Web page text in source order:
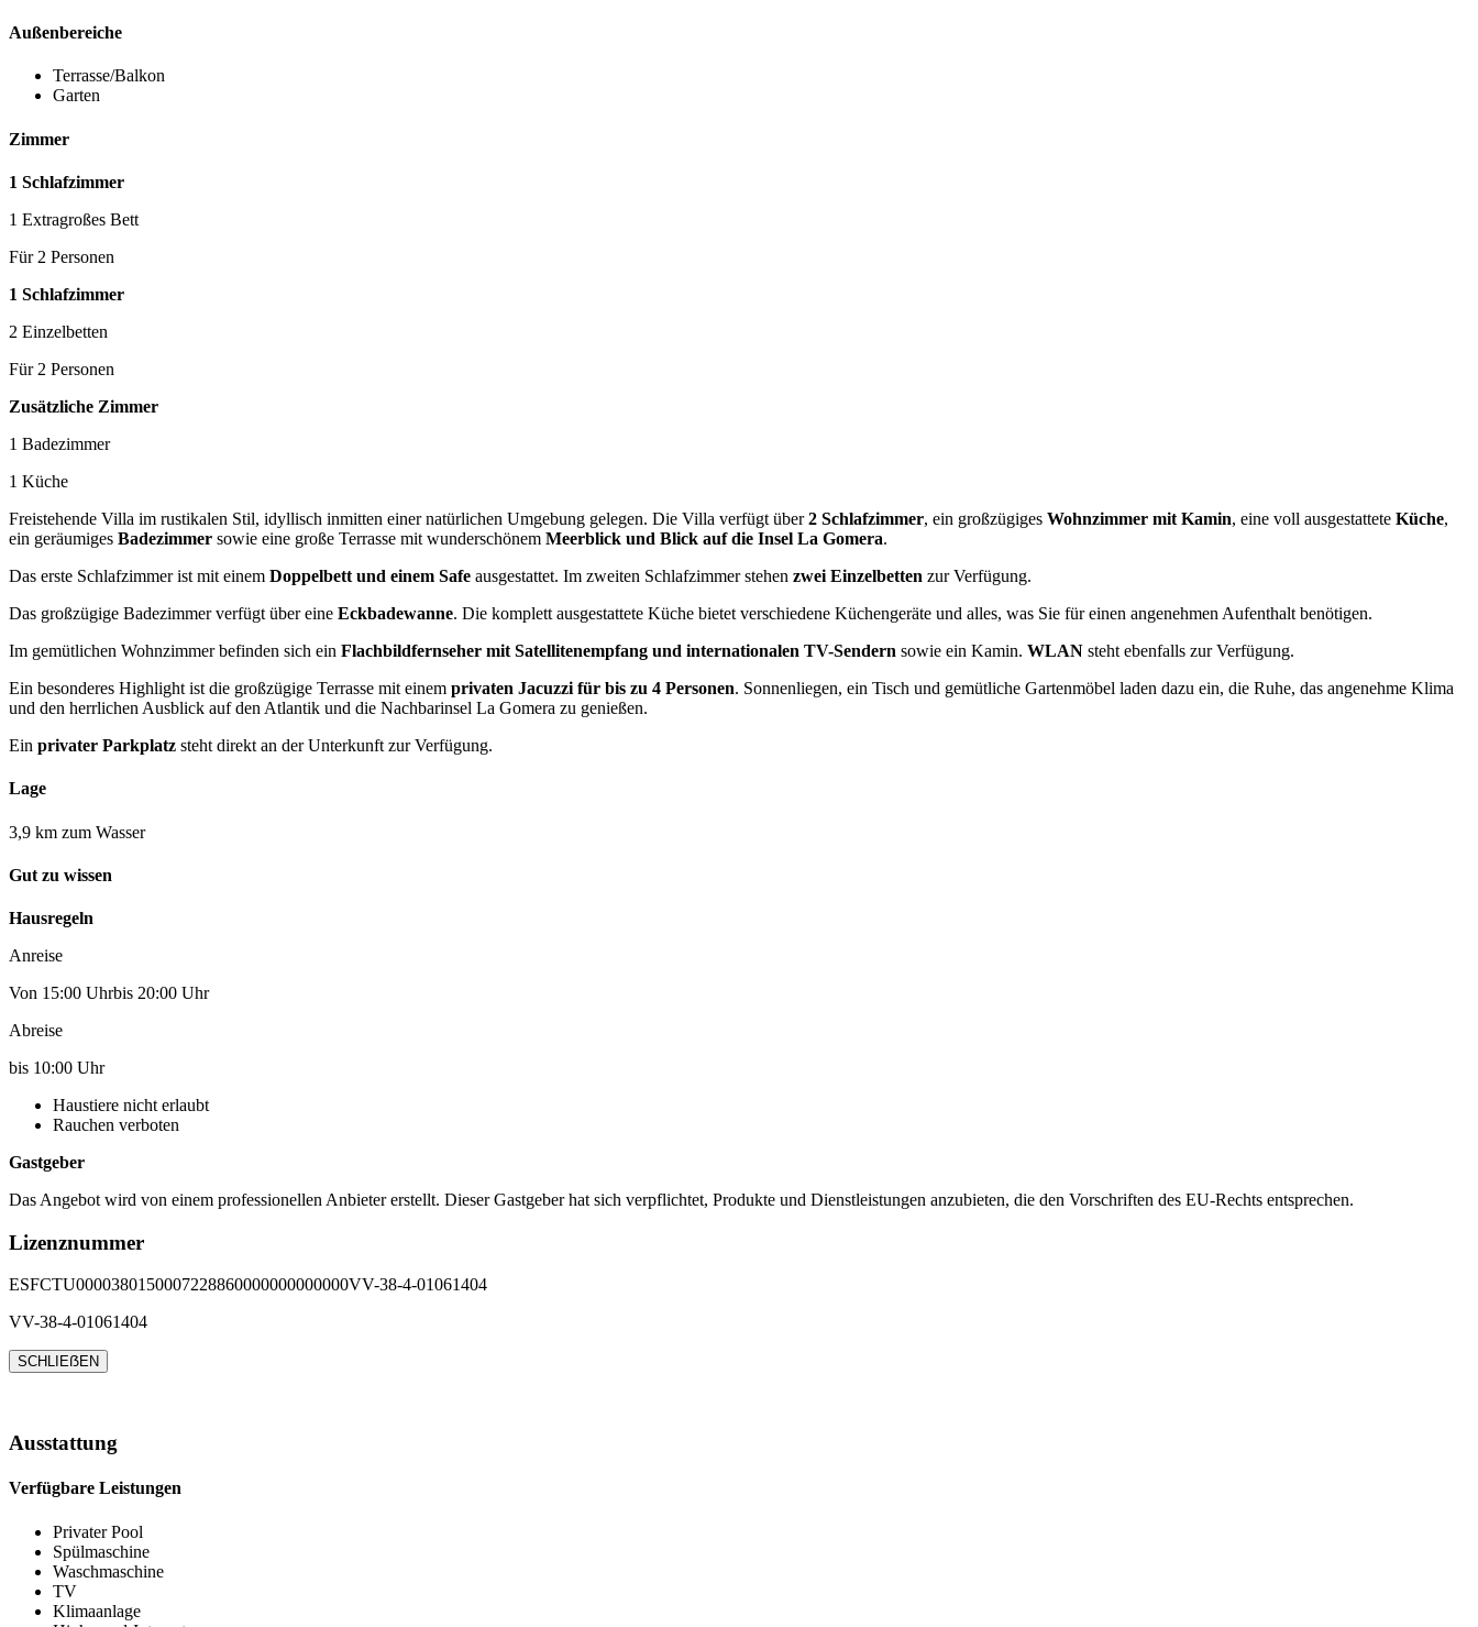
Außenbereiche
Terrasse/Balkon
Garten
Zimmer
1 Schlafzimmer
1 Extragroßes Bett
Für 2 Personen
1 Schlafzimmer
2 Einzelbetten
Für 2 Personen
Zusätzliche Zimmer
1 Badezimmer
1 Küche
Freistehende Villa im rustikalen Stil, idyllisch inmitten einer natürlichen Umgebung gelegen. Die Villa verfügt über2 Schlafzimmer, ein großzügiges Wohnzimmer mit Kamin, eine voll ausgestattete Küche,
ein geräumiges Badezimmer sowie eine große Terrasse mit wunderschönem Meerblick und Blick auf die Insel La Gomera.
Das erste Schlafzimmer ist mit einem Doppelbett und einem Safe ausgestattet. Im zweiten Schlafzimmer stehen zwei Einzelbetten zur Verfügung.
Das großzügige Badezimmer verfügt über eine Eckbadewanne. Die komplett ausgestattete Küche bietet verschiedene Küchengeräte und alles, was Sie für einen angenehmen Aufenthalt benötigen.
Im gemütlichen Wohnzimmer befinden sich ein Flachbildfernseher mit Satellitenempfang und internationalen TV-Sendern sowie ein Kamin. WLAN steht ebenfalls zur Verfügung.
Ein besonderes Highlight ist die großzügige Terrasse mit einem privaten Jacuzzi für bis zu 4 Personen. Sonnenliegen, ein Tisch und gemütliche Gartenmöbel laden dazu ein, die Ruhe, das angenehme Klima
und den herrlichen Ausblick auf den Atlantik und die Nachbarinsel La Gomera zu genießen.
Ein privater Parkplatz steht direkt an der Unterkunft zur Verfügung.
Lage
3,9 km zum Wasser
Gut zu wissen
Hausregeln
Anreise
Von 15:00 Uhrbis 20:00 Uhr
Abreise
bis 10:00 Uhr
Haustiere nicht erlaubt
Rauchen verboten
Gastgeber
Das Angebot wird von einem professionellen Anbieter erstellt. Dieser Gastgeber hat sich verpflichtet, Produkte und Dienstleistungen anzubieten, die den Vorschriften des EU-Rechts entsprechen.
Lizenznummer
ESFCTU0000380150007228860000000000000VV-38-4-01061404
VV-38-4-01061404
SCHLIEẞEN
Ausstattung
Verfügbare Leistungen
Privater Pool
Spülmaschine
Waschmaschine
TV
Klimaanlage